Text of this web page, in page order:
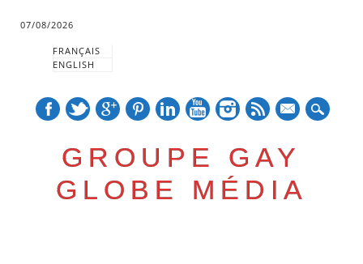
07/08/2026
FRANÇAIS
ENGLISH
GROUPE GAY
GLOBE MÉDIA